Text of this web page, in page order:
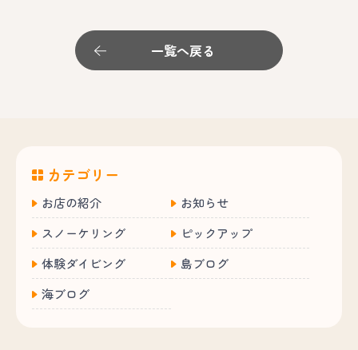
一覧へ戻る
カテゴリー
お店の紹介
お知らせ
スノーケリング
ピックアップ
体験ダイビング
島ブログ
海ブログ